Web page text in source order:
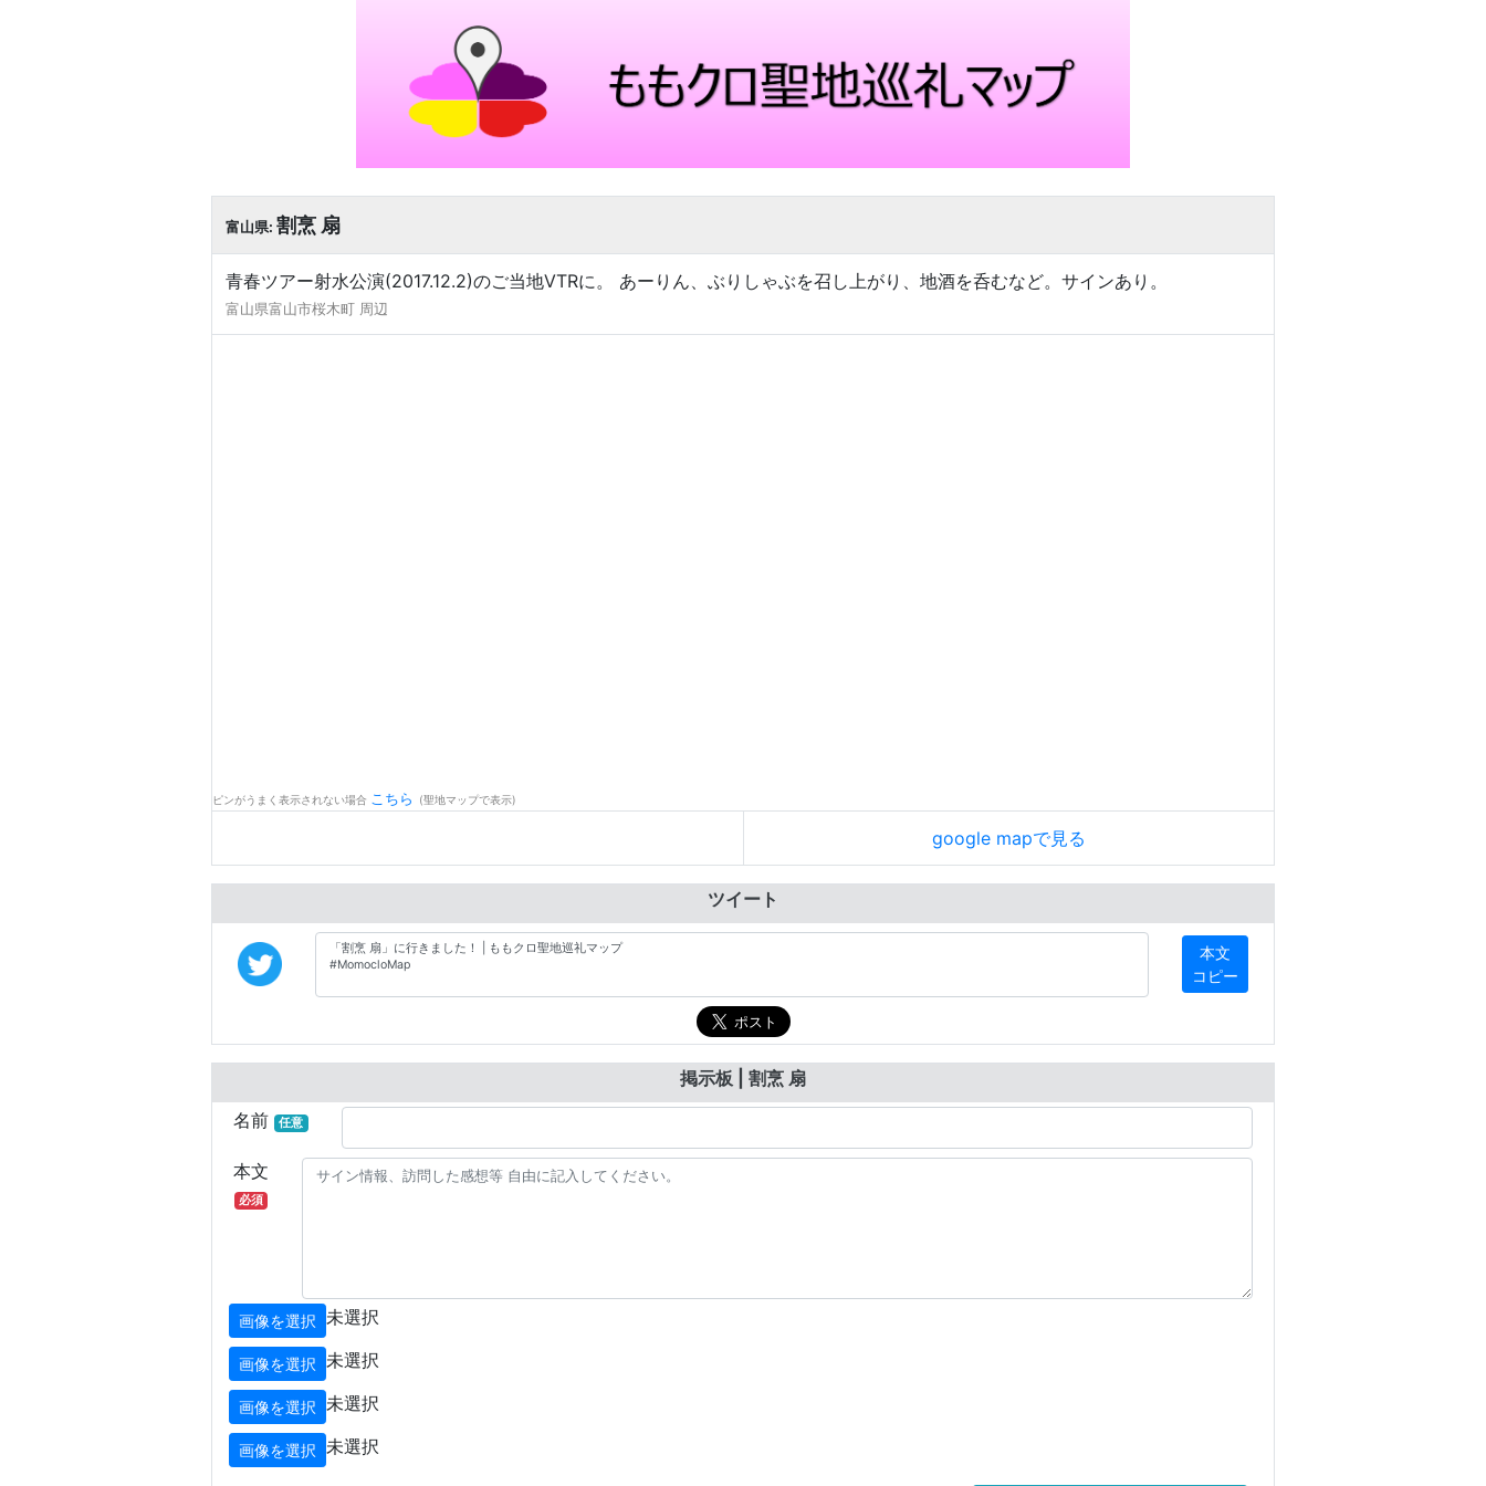
富山県: 割烹 扇
青春ツアー射水公演(2017.12.2)のご当地VTRに。 あーりん、ぶりしゃぶを召し上がり、地酒を呑むなど。サインあり。
富山県富山市桜木町 周辺
ピンがうまく表示されない場合 こちら (聖地マップで表示)
google mapで見る
ツイート
本文
コピー
掲示板 | 割烹 扇
名前
任意
本文
必須
画像を選択 未選択
画像を選択 未選択
画像を選択 未選択
画像を選択 未選択